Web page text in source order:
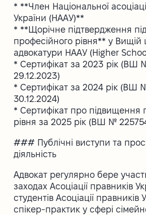
* **Член Національної
України (НААУ)**
* **Щорічне підтвердження
професійного рівня** у Вищій
адвокатури НААУ (Higher
* Сертифікат за 2023 рік (ВШ
29.12.2023)
* Сертифікат за 2024 рік (ВШ
30.12.2024)
* Сертифікат про підвищення
рівня за 2025 рік (ВШ №
### Публічні виступи та
діяльність
Адвокат регулярно бере
заходах Асоціації правників
студентів Асоціації правників
спікер-практик у сфері